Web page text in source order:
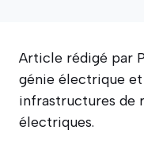
Article rédigé par
génie électrique
infrastructures de
électriques.